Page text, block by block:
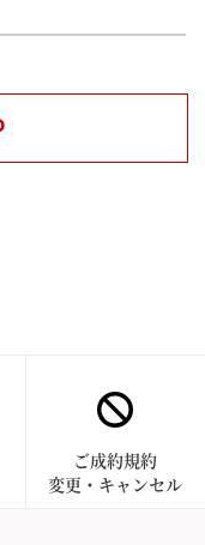
ご成約規約
変更・キャンセル